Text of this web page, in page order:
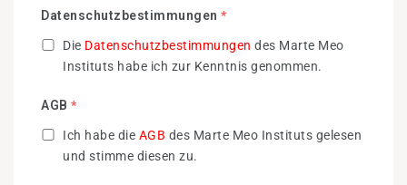
Datenschutzbestimmungen *
Die Datenschutzbestimmungen des Marte Meo
Instituts habe ich zur Kenntnis genommen.
AGB *
Ich habe die AGB des Marte Meo Instituts gelesen
und stimme diesen zu.